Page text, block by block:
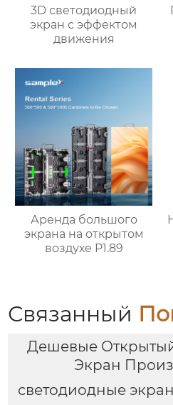
3D светодиодный
экран с эффектом
движения
Аренда большого
экрана на открытом
воздухе P1.89
Связанный
Дешевые
Экран
светодиодные